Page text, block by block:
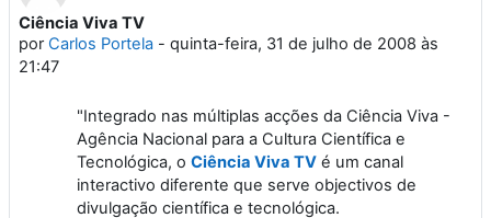
Ciência Viva TV
porCarlos Portela - quinta-feira, 31 de julho de 2008 às
21:47
Número de respostas: 0
"Integrado nas múltiplas acções da Ciência Viva -
Agência Nacional para a Cultura Científica e
Tecnológica, o Ciência Viva TV é um canal
interactivo diferente que serve objectivos de
divulgação científica e tecnológica.